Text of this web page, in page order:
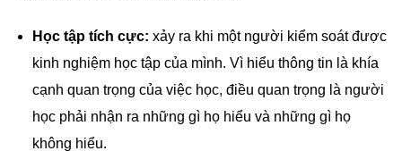
Học tập tích cực: xảy ra khi một người kiểm soát được
kinh nghiệm học tập của mình. Vì hiểu thông tin là khía
cạnh quan trọng của việc học, điều quan trọng là người
học phải nhận ra những gì họ hiểu và những gì họ
không hiểu.